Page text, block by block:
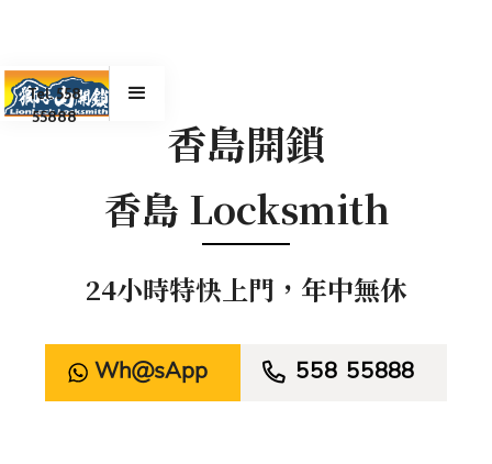
Tel. 558
55888
香島開鎖
香島 Locksmith
24小時特快上門，年中無休
WhatsApp  558 55888